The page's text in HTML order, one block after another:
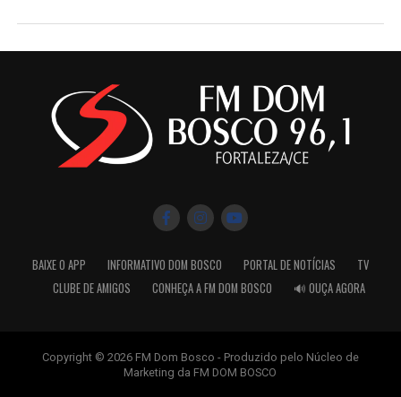
BAIXE O APP INFORMATIVO DOM BOSCO PORTAL DE NOTÍCIAS
TV
CLUBE DE AMIGOS
CONHEÇA A FM DOM BOSCO 🔊 OUÇA AGORA
Copyright © 2026 FM Dom Bosco - Produzido pelo Núcleo de
Marketing da FM DOM BOSCO